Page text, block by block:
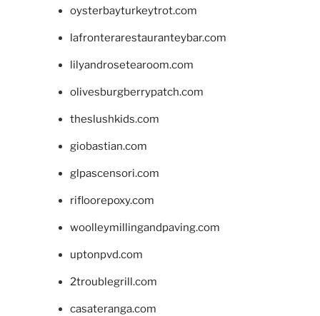
oysterbayturkeytrot.com
lafronterarestauranteybar.com
lilyandrosetearoom.com
olivesburgberrypatch.com
theslushkids.com
giobastian.com
glpascensori.com
rifloorepoxy.com
woolleymillingandpaving.com
uptonpvd.com
2troublegrill.com
casateranga.com